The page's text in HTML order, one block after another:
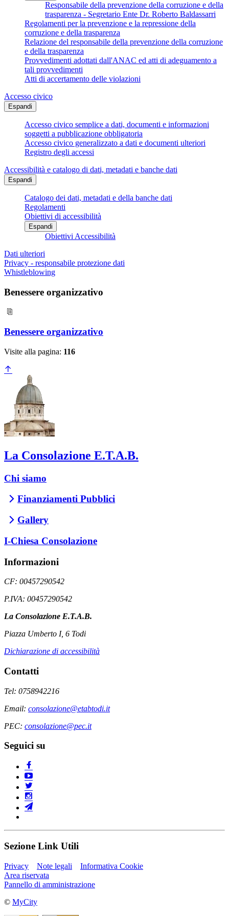
Responsabile della prevenzione della corruzione e della
trasparenza - Segretario Ente Dr. Roberto Baldassarri
Regolamenti per la prevenzione e la repressione della
corruzione e della trasparenza
Relazione del responsabile della prevenzione della corruzione
e della trasparenza
Provvedimenti adottati dall'ANAC ed atti di adeguamento a
tali provvedimenti
Atti di accertamento delle violazioni
Accesso civico
Espandi
Accesso civico semplice a dati, documenti e informazioni
soggetti a pubblicazione obbligatoria
Accesso civico generalizzato a dati e documenti ulteriori
Registro degli accessi
Accessibilità e catalogo di dati, metadati e banche dati
Espandi
Catalogo dei dati, metadati e della banche dati
Regolamenti
Obiettivi di accessibilità
Espandi
Obiettivi Accessibilità
Dati ulteriori
Privacy - responsabile protezione dati
Whistleblowing
Benessere organizzativo
Benessere organizzativo
Visite alla pagina: 116
La Consolazione E.T.A.B.
Chi siamo
Finanziamenti Pubblici
Gallery
I-Chiesa Consolazione
Informazioni
CF: 00457290542
P.IVA: 00457290542
La Consolazione E.T.A.B.
Piazza Umberto I, 6 Todi
Dichiarazione di accessibilità
Contatti
Tel: 0758942216
Email: consolazione@etabtodi.it
PEC: consolazione@pec.it
Seguici su
Sezione Link Utili
Privacy Note legali
Informativa Cookie
Area riservata
Pannello di amministrazione
© MyCity